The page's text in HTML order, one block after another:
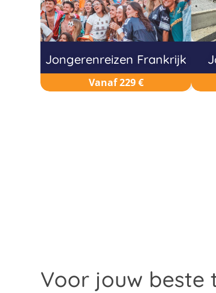
Jongerenreizen Frankrijk
Vanaf 229 €
Voor jouw beste